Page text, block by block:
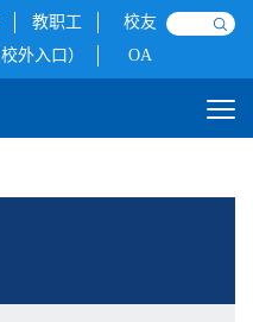
教职工
校友
校外入口） OA